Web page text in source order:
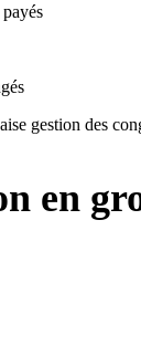
gestion des
en